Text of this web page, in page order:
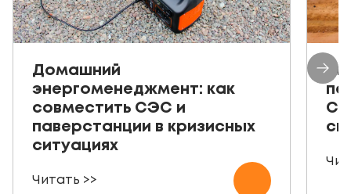
Домашний
энергоменеджмент: как
совместить СЭС и
паверстанции в кризисных
ситуациях
Читать >>